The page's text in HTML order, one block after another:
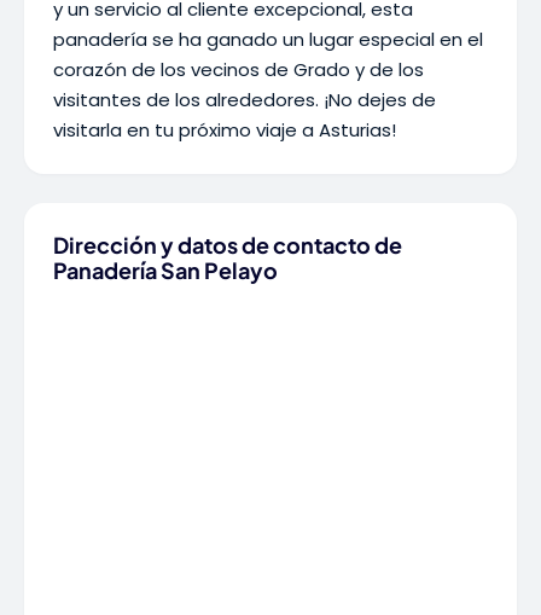
y un servicio al cliente excepcional, esta
panadería se ha ganado un lugar especial en el
corazón de los vecinos de Grado y de los
visitantes de los alrededores. ¡No dejes de
visitarla en tu próximo viaje a Asturias!
Dirección y datos de contacto de
Panadería San Pelayo